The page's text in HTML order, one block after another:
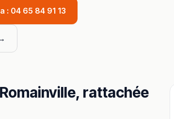
: 04 65 84 91 13
Romainville, rattachée